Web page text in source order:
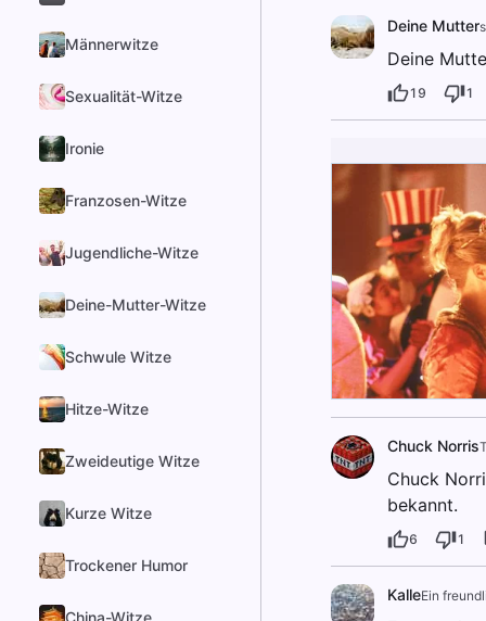
Männerwitze
Sexualität-Witze
Ironie
Franzosen-Witze
Jugendliche-Witze
Deine-Mutter-Witze
Schwule Witze
Hitze-Witze
Zweideutige Witze
Kurze Witze
Trockener Humor
China-Witze
Deine Mutter
Deine
19 1
Chuck Norris
Chuck
bekannt.
6 1
KalleEin